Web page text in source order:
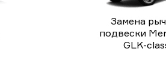
Замена
подвески
GLK-